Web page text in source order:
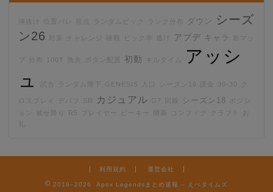
弾抜け ランダムピック ランク分布 ダウン
シーズ
ン26
対策 確殺 ピック率 アプデ キャラ 新マッ
分布 100T 漁夫 ボタン配置 初動 キルタイム
アッシ
ュ
ランダム降下 GENESIS 人口 30-30
SR カジュアル 回線 シーズン18
ポジシ
被せ降り R5 プレイヤー ピーキー クラフト
お
礼
利用規約 運営会社
2019–2026 Apex Legendsまとめ速報 – えぺタイムズ